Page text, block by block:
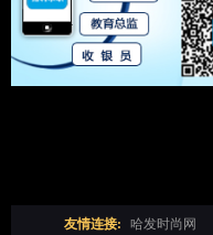
友情连接: 哈发时尚网